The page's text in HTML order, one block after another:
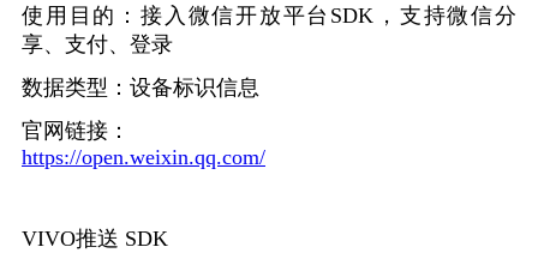
使用目的：接入微信开放平台 SDK ，支持微信分
享、支付、登录
数据类型：设备标识信息
官网链接：
https://open.weixin.qq.com/
VIVO推送 SDK